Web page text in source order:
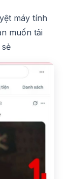
máy tính
muốn tải